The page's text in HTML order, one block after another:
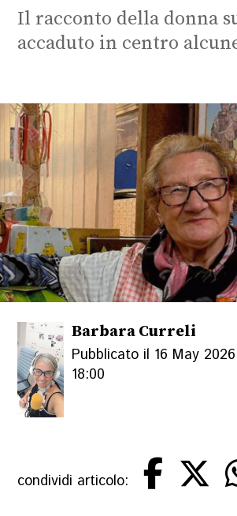
Il racconto della donna
accaduto in centro
Barbara Curreli
Pubblicato il 16 May
18:00
condividi articolo: